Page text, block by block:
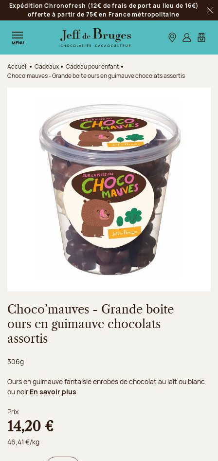
Aller à la navigation
Aller au contenu principal
Aller au pied de page
Expédition Chronofresh (12€ de frais de port au lieu de 16€)
offerte à partir de 75€ en France métropolitaine
MENU Nos boutiques
S’identifier
Mon
Accueil Cadeaux
Cadeau pour enfant
Choco’mauves - Grande boite ours en guimauve chocolats assortis
Choco’mauves - Grande boite
ours en guimauve chocolats
assortis
Poids net :
306g
Ours en guimauve fantaisie enrobés de chocolat au lait ou blanc
ou noir En savoir plus
Prix
14,20 €
46,41 €/kg